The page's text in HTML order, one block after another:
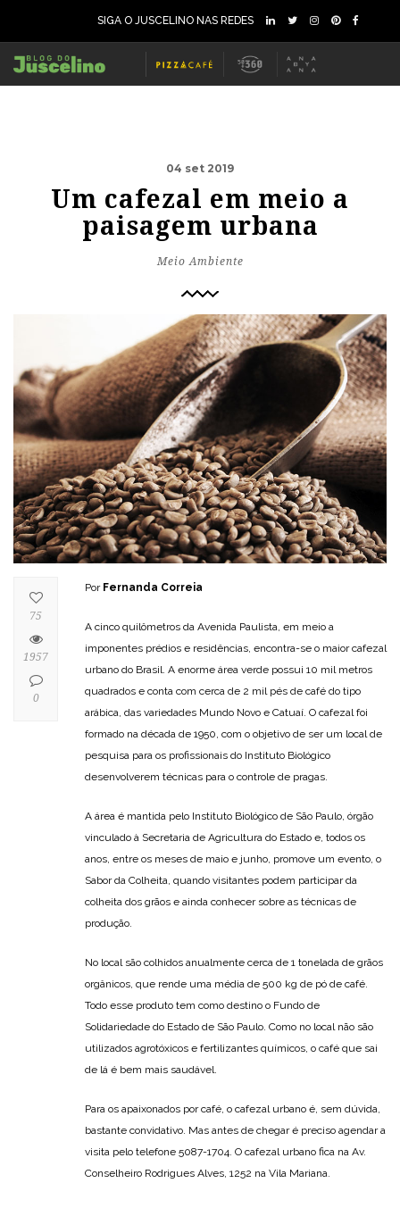
SIGA O JUSCELINO NAS REDES
04 set 2019
Um cafezal em meio a
paisagem urbana
Meio Ambiente
Por Fernanda Correia
A cinco quilômetros da Avenida Paulista, em meio a
imponentes prédios e residências, encontra-se o maior cafezal
urbano do Brasil. A enorme área verde possui 10 mil metros
quadrados e conta com cerca de 2 mil pés de café do tipo
arábica, das variedades Mundo Novo e Catuaí. O cafezal foi
formado na década de 1950, com o objetivo de ser um local de
pesquisa para os profissionais do Instituto Biológico
desenvolverem técnicas para o controle de pragas.
A área é mantida pelo Instituto Biológico de São Paulo, órgão
vinculado à Secretaria de Agricultura do Estado e, todos os
anos, entre os meses de maio e junho, promove um evento, o
Sabor da Colheita, quando visitantes podem participar da
colheita dos grãos e ainda conhecer sobre as técnicas de
produção.
No local são colhidos anualmente cerca de 1 tonelada de grãos
orgânicos, que rende uma média de 500 kg de pó de café.
Todo esse produto tem como destino o Fundo de
Solidariedade do Estado de São Paulo. Como no local não são
utilizados agrotóxicos e fertilizantes químicos, o café que sai
de lá é bem mais saudável.
Para os apaixonados por café, o cafezal urbano é, sem dúvida,
bastante convidativo. Mas antes de chegar é preciso agendar a
visita pelo telefone 5087-1704. O cafezal urbano fica na Av.
Conselheiro Rodrigues Alves, 1252 na Vila Mariana.
75
1957
0